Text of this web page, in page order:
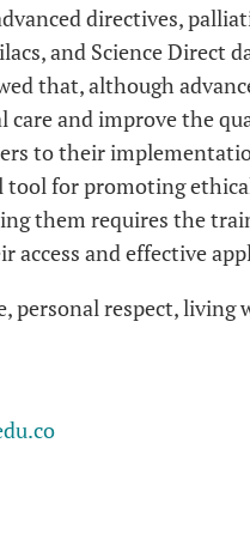
directives,
and Science Direct
that, although
care and improve the
to their
tool for promoting
them requires the
access and effective
personal respect, living